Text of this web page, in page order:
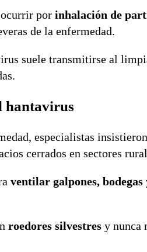
por inhalación de
de la enfermedad.
suele transmitirse al
hantavirus
especialistas
cerrados en sectores
ventilar galpones, bodegas
roedores silvestres y nunca